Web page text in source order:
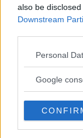
also be
Downstream
Please note that
not limited to
use your data
consent section.
Personal
Google